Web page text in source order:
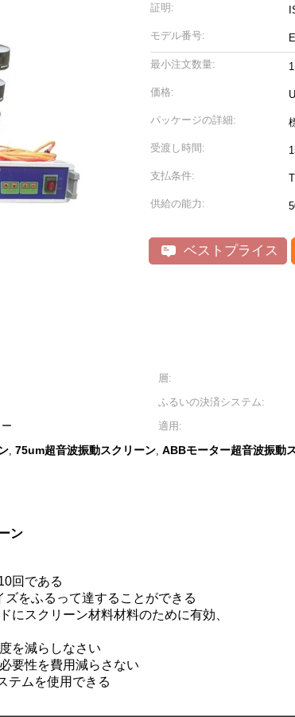
証明:
モデル番号:
最小注文数量:
価格:
パッケージの詳細:
受渡し時間:
支払条件:
供給の能力:
ベストプライス
層:
ふるいの決済システム:
適用:
, 75um超音波振動スクリーン, ABBモーター超音波振動
ン
回である
をふるって達することができる
にスクリーン材料材料のために有効、
を減らしなさい
要性を費用減らさない
テムを使用できる